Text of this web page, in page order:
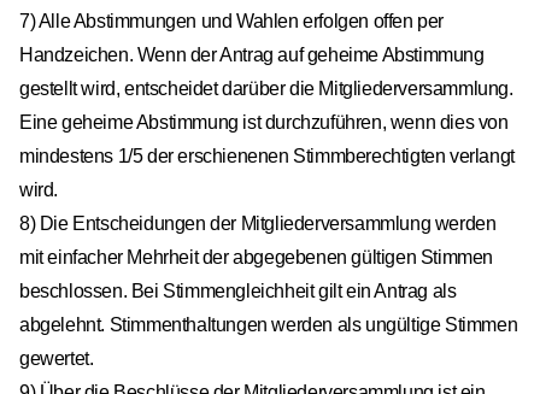
7) Alle Abstimmungen und Wahlen erfolgen offen per
Handzeichen. Wenn der Antrag auf geheime Abstimmung
gestellt wird, entscheidet darüber die Mitgliederversammlung.
Eine geheime Abstimmung ist durchzuführen, wenn dies von
mindestens 1/5 der erschienenen Stimmberechtigten verlangt
wird.
8) Die Entscheidungen der Mitgliederversammlung werden
mit einfacher Mehrheit der abgegebenen gültigen Stimmen
beschlossen. Bei Stimmengleichheit gilt ein Antrag als
abgelehnt. Stimmenthaltungen werden als ungültige Stimmen
gewertet.